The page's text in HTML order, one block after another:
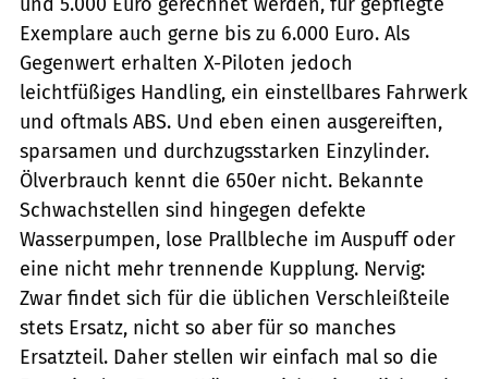
Exemplare auch gerne bis zu 6.000 Euro. Als
Gegenwert erhalten X-Piloten jedoch
leichtfüßiges Handling, ein einstellbares Fahrwerk
und oftmals ABS. Und eben einen ausgereiften,
sparsamen und durchzugsstarken Einzylinder.
Ölverbrauch kennt die 650er nicht. Bekannte
Schwachstellen sind hingegen defekte
Wasserpumpen, lose Prallbleche im Auspuff oder
eine nicht mehr trennende Kupplung. Nervig:
Zwar findet sich für die üblichen Verschleißteile
stets Ersatz, nicht so aber für so manches
Ersatzteil. Daher stellen wir einfach mal so die